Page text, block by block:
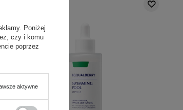
Poniżej
czy i komu
poprzez
aktywne